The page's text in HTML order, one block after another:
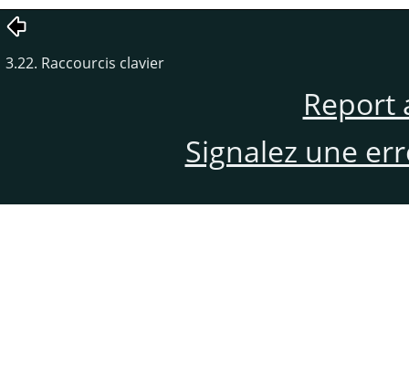
3.22. Raccourcis clavier
Report
Signalez une